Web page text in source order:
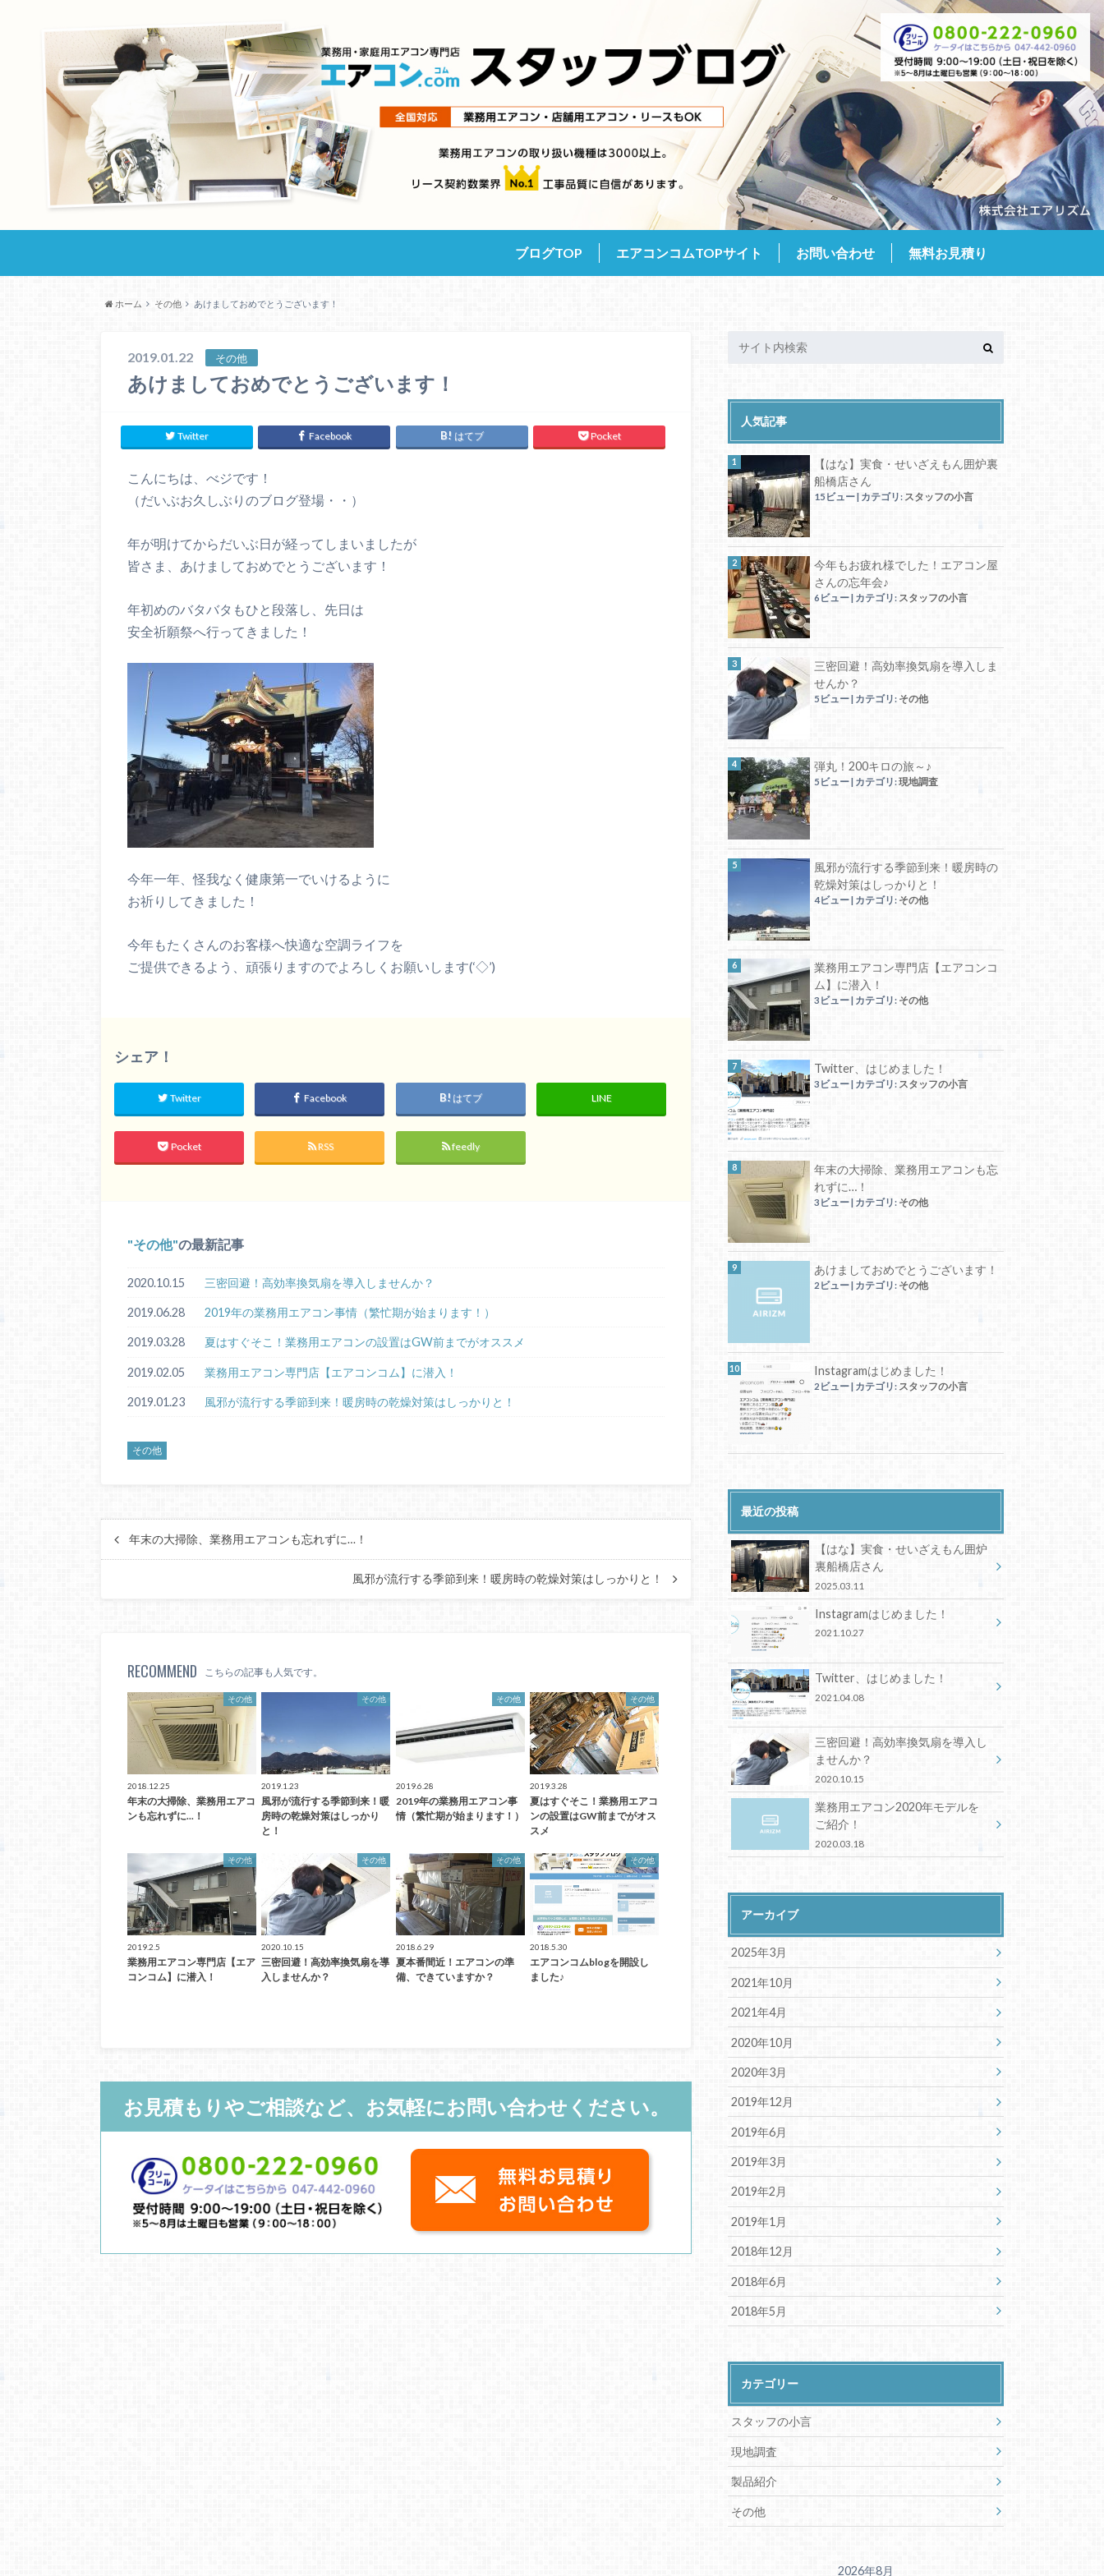
ブログTOP エアコンコムTOPサイト お問い合わせ 無料お見積り
ホーム その他 あけましておめでとうございます！
2019.01.22 その他
あけましておめでとうございます！
Twitter Facebook はてブ Pocket
こんにちは、べジです！
（だいぶお久しぶりのブログ登場・・）
年が明けてからだいぶ日が経ってしまいましたが
皆さま、あけましておめでとうございます！
年初めのバタバタもひと段落し、先日は
安全祈願祭へ行ってきました！
今年一年、怪我なく健康第一でいけるように
お祈りしてきました！
今年もたくさんのお客様へ快適な空調ライフを
ご提供できるよう、頑張りますのでよろしくお願いします(‘◇’)ゞ
シェア！
Twitter Facebook はてブ LINE
Pocket RSS feedly
その他 の最新記事
2020.10.15 三密回避！高効率換気扇を導入しませんか？
2019.06.28 2019年の業務用エアコン事情（繁忙期が始まります！）
2019.03.28 夏はすぐそこ！業務用エアコンの設置はGW前までがオススメ
2019.02.05 業務用エアコン専門店【エアコンコム】に潜入！
2019.01.23 風邪が流行する季節到来！暖房時の乾燥対策はしっかりと！
その他
年末の大掃除、業務用エアコンも忘れずに…！
風邪が流行する季節到来！暖房時の乾燥対策はしっかりと！
RECOMMEND こちらの記事も人気です。
その他
2018.12.25
年末の大掃除、業務用エアコ
ンも忘れずに...！
その他
2019.1.23
風邪が流行する季節到来！暖
房時の乾燥対策はしっかり
と！
その他
2019.6.28
2019年の業務用エアコン事
情（繁忙期が始まります！）
その他
2019.3.28
夏はすぐそこ！業務用エアコ
ンの設置はGW前までがオス
スメ
その他
2019.2.5
業務用エアコン専門店【エア
コンコム】に潜入！
その他
2020.10.15
三密回避！高効率換気扇を導
入しませんか？
その他
2018.6.29
夏本番間近！エアコンの準
備、できていますか？
その他
2018.5.30
エアコンコムblogを開設し
ました♪
お見積もりやご相談など、お気軽にお問い合わせください。
人気記事
【はな】実食・せいざえもん囲炉裏
船橋店さん
15ビュー カテゴリ: スタッフの小言
今年もお疲れ様でした！エアコン屋
さんの忘年会♪
6ビュー カテゴリ: スタッフの小言
三密回避！高効率換気扇を導入しま
せんか？
5ビュー| カテゴリ: その他
弾丸！200キロの旅～♪
5ビュー カテゴリ:現地調査
風邪が流行する季節到来！暖房時の
乾燥対策はしっかりと！
4ビュー| カテゴリ: その他
業務用エアコン専門店【エアコンコ
ム】に潜入！
3ビュー カテゴリ: その他
Twitter、はじめました！
3ビュー| カテゴリ: スタッフの小言
年末の大掃除、業務用エアコンも忘
れずに…！
3ビュー| カテゴリ: その他
あけましておめでとうございます！
2ビュー カテゴリ: その他
Instagramはじめました！
2ビュー| カテゴリ: スタッフの小言
最近の投稿
【はな】実食・せいざえもん囲炉
裏船橋店さん
2025.03.11
Instagramはじめました！
2021.10.27
Twitter、はじめました！
2021.04.08
三密回避！高効率換気扇を導入し
ませんか？
2020.10.15
業務用エアコン2020年モデルを
ご紹介！
2020.03.18
アーカイブ
2025年3月
2021年10月
2021年4月
2020年10月
2020年3月
2019年12月
2019年6月
2019年3月
2019年2月
2019年1月
2018年12月
2018年6月
2018年5月
カテゴリー
スタッフの小言
現地調査
製品紹介
その他
2026年8月